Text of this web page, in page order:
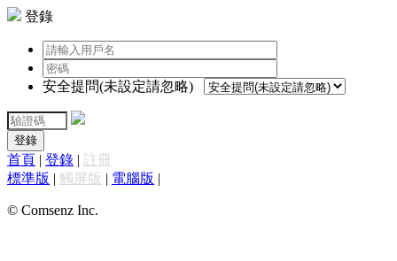
登錄
安全提問(未設定請忽略)
登錄
首頁 | 登錄 | 註冊
標準版 | 觸屏版 | 電腦版 |
© Comsenz Inc.